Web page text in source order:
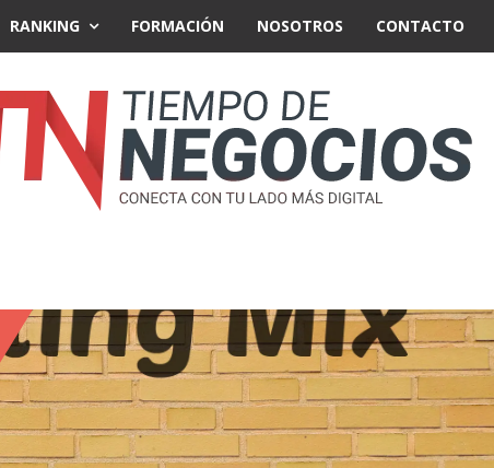
RANKING FORMACIÓN NOSOTROS CONTACTO